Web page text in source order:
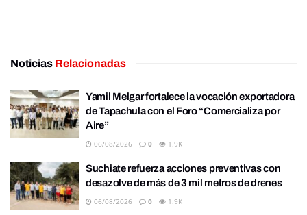
Noticias Relacionadas
Yamil Melgar fortalece la vocación exportadora
de Tapachula con el Foro “Comercializa por
Aire”
06/08/2026 0 1.9K
Suchiate refuerza acciones preventivas con
desazolve de más de 3 mil metros de drenes
06/08/2026 0 1.9K